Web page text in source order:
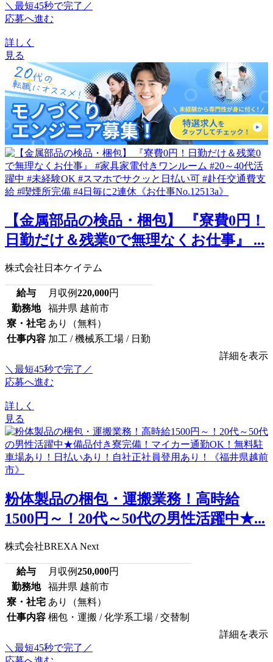
＼最短45秒で完了／
応募へ進む
詳しく
見る
【金属部品の検品・梱包】 『寮費0円！
日勤だけ＆残業0で無理なくお仕事』 ...
株式会社日本ケイテム
給与 月収例220,000円
勤務地
福井県 越前市
寮・社宅 あり（無料）
仕事内容 加工 / 機械系工場 / 日勤
詳細を表示
＼最短45秒で完了／
応募へ進む
詳しく
見る
粉体製品の梱包・運搬業務！高時給
1500円～！20代～50代の男性活躍中★...
株式会社BREXA Next
給与 月収例250,000円
勤務地
福井県 越前市
寮・社宅 あり（無料）
仕事内容 梱包・運搬 / 化学系工場 / 交替制
詳細を表示
＼最短45秒で完了／